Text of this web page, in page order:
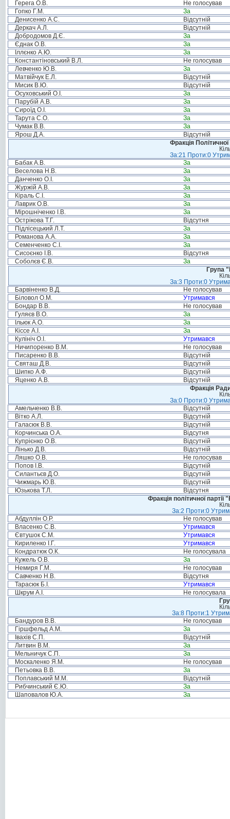
Герега О.В.
Не голосував
Гопко Г.М.
За
Денисенко А.С.
Відсутній
Деркач А.Л.
Відсутній
Добродомов Д.Є.
За
Єднак О.В.
За
Іллєнко А.Ю.
За
Константіновський В.Л.
Не голосував
Левченко Ю.В.
За
Матвійчук Е.Л.
Відсутній
Мисик В.Ю.
Відсутній
Осуховський О.І.
За
Парубій А.В.
За
Сироїд О.І.
За
Тарута С.О.
За
Чумак В.В.
За
Ярош Д.А.
Відсутній
Фракція
За:21 Проти:0
Бабак А.В.
За
Веселова Н.В.
За
Данченко О.І.
За
Журжій А.В.
За
Кіраль С.І.
За
Лаврик О.В.
За
Мірошніченко І.В.
За
Острікова Т.Г.
Відсутня
Підлісецький Л.Т.
За
Романова А.А.
За
Семенченко С.І.
За
Сисоєнко І.В.
Відсутня
Соболєв Є.В.
За
Група
За:3 Проти:0
Барвіненко В.Д.
Не голосував
Біловол О.М.
Утримався
Бондар В.В.
Не голосував
Гуляєв В.О.
За
Ільюк А.О.
За
Кіссе А.І.
За
Кулініч О.І.
Утримався
Ничипоренко В.М.
Не голосував
Писаренко В.В.
Відсутній
Святаш Д.В.
Відсутній
Шипко А.Ф.
Відсутній
Яценко А.В.
Відсутній
Фракція
За:0 Проти:0
Амельченко В.В.
Відсутній
Вітко А.Л.
Відсутній
Галасюк В.В.
Відсутній
Корчинська О.А.
Відсутня
Купрієнко О.В.
Відсутній
Лінько Д.В.
Відсутній
Ляшко О.В.
Не голосував
Попов І.В.
Відсутній
Силантьєв Д.О.
Відсутній
Чижмарь Ю.В.
Відсутній
Юзькова Т.Л.
Відсутня
Фракція політичної
За:2 Проти:0
Абдуллін О.Р.
Не голосував
Власенко С.В.
Утримався
Євтушок С.М.
Утримався
Кириленко І.Г.
Утримався
Кондратюк О.К.
Не голосувала
Кужель О.В.
За
Немиря Г.М.
Не голосував
Савченко Н.В.
Відсутня
Тарасюк Б.І.
Утримався
Шкрум А.І.
Не голосувала
За:8 Проти:1
Бандуров В.В.
Не голосував
Гіршфельд А.М.
За
Івахів С.П.
Відсутній
Литвин В.М.
За
Мельничук С.П.
За
Москаленко Я.М.
Не голосував
Петьовка В.В.
За
Поплавський М.М.
Відсутній
Рибчинський Є.Ю.
За
Шаповалов Ю.А.
За